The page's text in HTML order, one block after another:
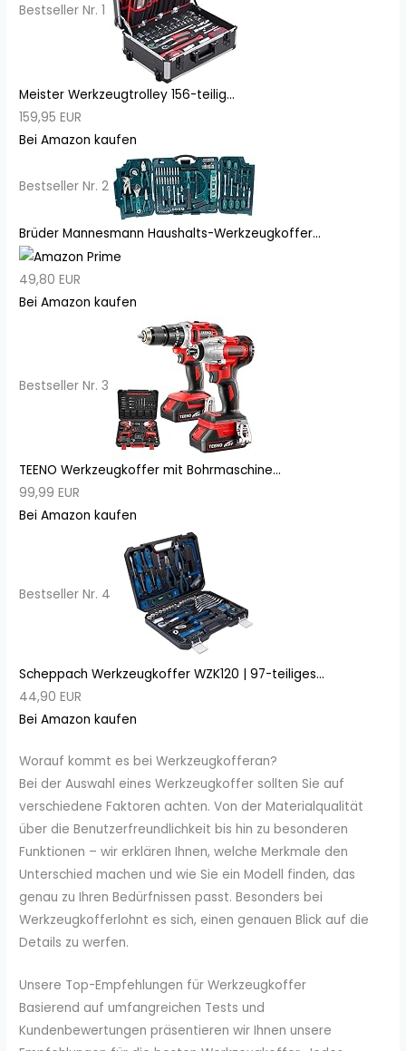
Bestseller Nr. 1
Meister Werkzeugtrolley 156-teilig...
159,95 EUR
Bei Amazon kaufen
Bestseller Nr. 2
Brüder Mannesmann Haushalts-Werkzeugkoffer...
49,80 EUR
Bei Amazon kaufen
Bestseller Nr. 3
TEENO Werkzeugkoffer mit Bohrmaschine...
99,99 EUR
Bei Amazon kaufen
Bestseller Nr. 4
Scheppach Werkzeugkoffer WZK120 | 97-teiliges...
44,90 EUR
Bei Amazon kaufen
Worauf kommt es bei Werkzeugkofferan?
Bei der Auswahl eines Werkzeugkoffer sollten Sie auf
verschiedene Faktoren achten. Von der Materialqualität
über die Benutzerfreundlichkeit bis hin zu besonderen
Funktionen – wir erklären Ihnen, welche Merkmale den
Unterschied machen und wie Sie ein Modell finden, das
genau zu Ihren Bedürfnissen passt. Besonders bei
Werkzeugkofferlohnt es sich, einen genauen Blick auf die
Details zu werfen.
Unsere Top-Empfehlungen für Werkzeugkoffer
Basierend auf umfangreichen Tests und
Kundenbewertungen präsentieren wir Ihnen unsere